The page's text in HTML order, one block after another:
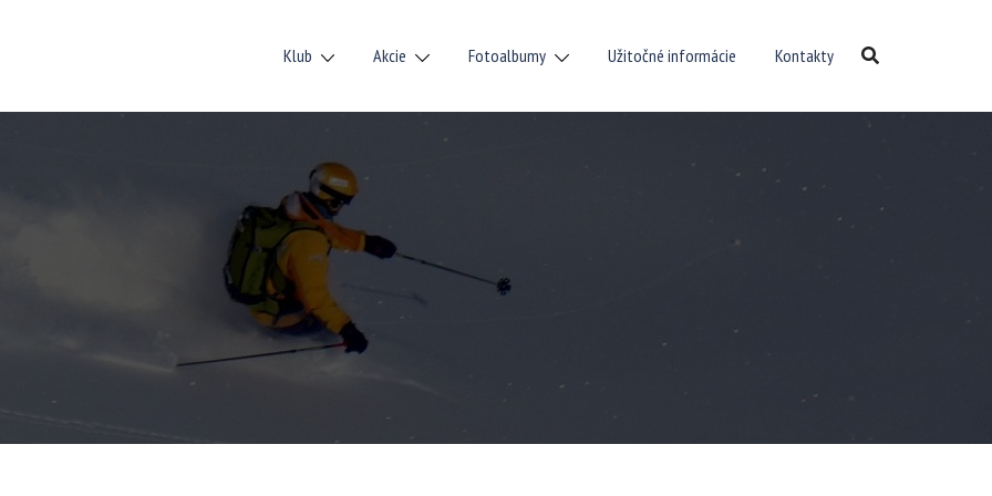
Klub Akcie Fotoalbumy Užitočné informácie Kontakty